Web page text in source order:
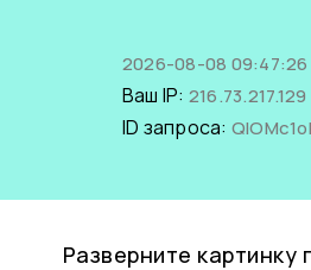
2026-08-08 09:47:26
Ваш IP: 216.73.217.129
ID запроса:
Разверните картинку